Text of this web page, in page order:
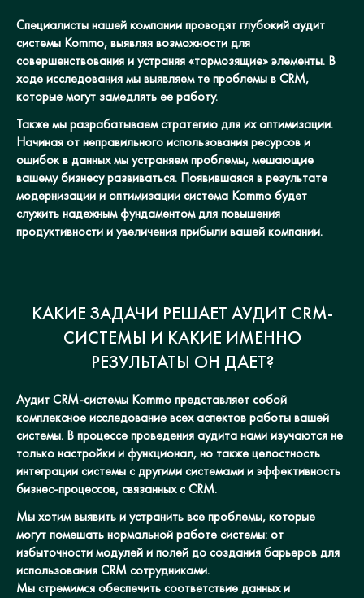
Специалисты нашей компании проводят глубокий аудит
системы Kommo, выявляя возможности для
совершенствования и устраняя «тормозящие» элементы. В
ходе исследования мы выявляем те проблемы в CRM,
которые могут замедлять ее работу.
Также мы разрабатываем стратегию для их оптимизации.
Начиная от неправильного использования ресурсов и
ошибок в данных мы устраняем проблемы, мешающие
вашему бизнесу развиваться. Появившаяся в результате
модернизации и оптимизации система Kommo будет
служить надежным фундаментом для повышения
продуктивности и увеличения прибыли вашей компании.
КАКИЕ ЗАДАЧИ РЕШАЕТ АУДИТ CRM-
СИСТЕМЫ И КАКИЕ ИМЕННО
РЕЗУЛЬТАТЫ ОН ДАЕТ?
Аудит CRM-системы Kommo представляет собой
комплексное исследование всех аспектов работы вашей
системы. В процессе проведения аудита нами изучаются не
только настройки и функционал, но также целостность
интеграции системы с другими системами и эффективность
бизнес-процессов, связанных с CRM.
Мы хотим выявить и устранить все проблемы, которые
могут помешать нормальной работе системы: от
избыточности модулей и полей до создания барьеров для
использования CRM сотрудниками.
Мы стремимся обеспечить соответствие данных и